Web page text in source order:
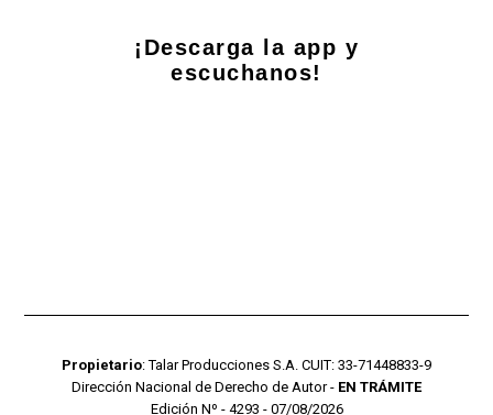
¡Descarga la app y
escuchanos!
Propietario: Talar Producciones S.A. CUIT: 33-71448833-9
Dirección Nacional de Derecho de Autor - EN TRÁMITE
Edición Nº - 4293 - 07/08/2026